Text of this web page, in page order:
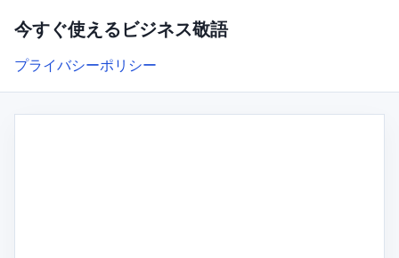
今すぐ使えるビジネス敬語
プライバシーポリシー